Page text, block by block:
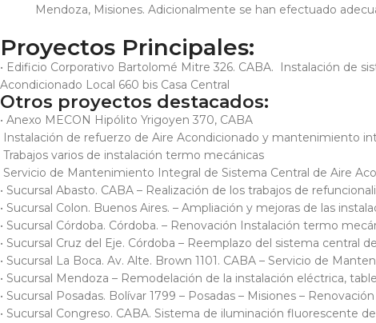
Mendoza, Misiones. Adicionalmente se han efectuado
Proyectos Principales:
• Edificio Corporativo Bartolomé Mitre 326. CABA. ­ Instalación de
Acondicionado Local 660 bis Casa Central
Otros proyectos destacados:
• Anexo MECON Hipólito Yrigoyen 370, CABA
Instalación de refuerzo de Aire Acondicionado y mantenimiento
­ Trabajos varios de instalación termo mecánicas
Servicio de Mantenimiento Integral de Sistema Central de Aire
• Sucursal Abasto. CABA – Realización de los trabajos de
• Sucursal Colon. Buenos Aires. – Ampliación y mejoras de las
• Sucursal Córdoba. Córdoba. – Renovación Instalación termo
• Sucursal Cruz del Eje. Córdoba – Reemplazo del sistema
• Sucursal La Boca. Av. Alte. Brown 1101. CABA – Servicio de
• Sucursal Mendoza – Remodelación de la instalación eléctrica,
• Sucursal Posadas. Bolívar 1799 – Posadas – Misiones –
• Sucursal Congreso. CABA. Sistema de iluminación fluorescente